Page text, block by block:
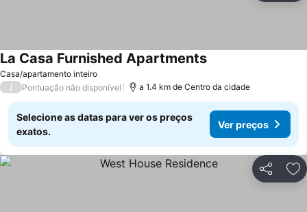
Casa/apartamento inteiro
La Casa Furnished Apartments
/ Pontuação não disponível a 1.4 km de Centro da cidade
Selecione as datas para ver os preços
exatos.
Ver preços
Partilhar